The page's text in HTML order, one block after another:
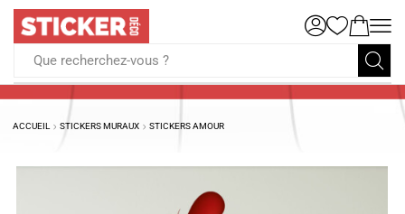
Que recherchez-vous ?
ACCUEIL STICKERS MURAUX STICKERS AMOUR